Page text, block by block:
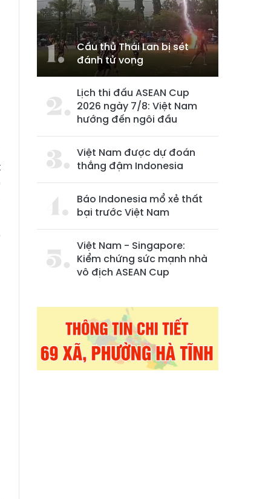
Cầu thủ Thái Lan bị sét
đánh tử vong
Lịch thi đấu ASEAN Cup
2026 ngày 7/8: Việt Nam
hướng đến ngôi đầu
Việt Nam được dự đoán
thắng đậm Indonesia
Báo Indonesia mổ xẻ thất
bại trước Việt Nam
Việt Nam - Singapore:
Kiểm chứng sức mạnh nhà
vô địch ASEAN Cup